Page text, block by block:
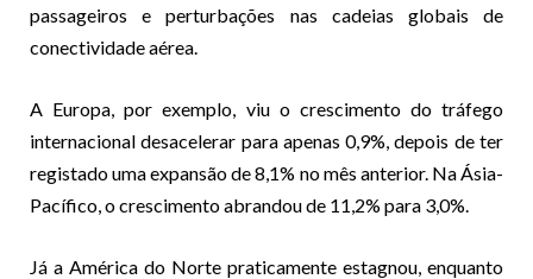
passageiros e perturbações nas cadeias globais de
conectividade aérea.
A Europa, por exemplo, viu o crescimento do tráfego
internacional desacelerar para apenas 0,9%, depois de ter
registado uma expansão de 8,1% no mês anterior. Na Ásia-
Pacífico, o crescimento abrandou de 11,2% para 3,0%.
Já a América do Norte praticamente estagnou, enquanto